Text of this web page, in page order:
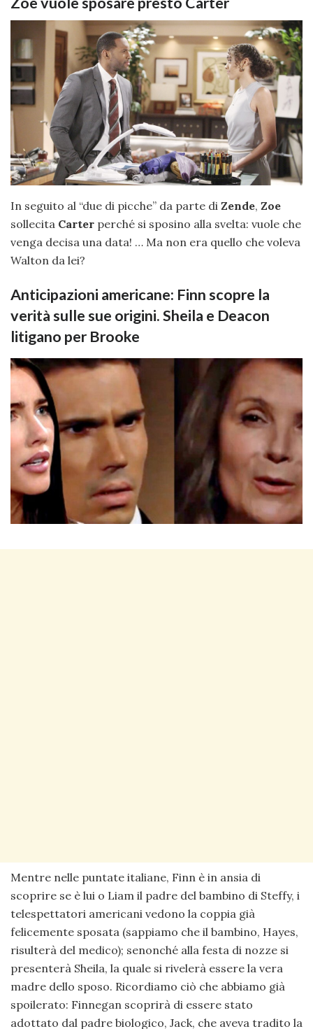
In seguito al “due di picche” da parte di Zende, Zoe
sollecita Carter perché si sposino alla svelta: vuole che
venga decisa una data! … Ma non era quello che voleva
Walton da lei?
Anticipazioni americane: Finn scopre la
verità sulle sue origini. Sheila e Deacon
litigano per Brooke
Mentre nelle puntate italiane, Finn è in ansia di
scoprire se è lui o Liam il padre del bambino di Steffy, i
telespettatori americani vedono la coppia già
felicemente sposata (sappiamo che il bambino, Hayes,
risulterà del medico); senonché alla festa di nozze si
presenterà Sheila, la quale si rivelerà essere la vera
madre dello sposo. Ricordiamo ciò che abbiamo già
spoilerato: Finnegan scoprirà di essere stato
adottato dal padre biologico, Jack, che aveva tradito la